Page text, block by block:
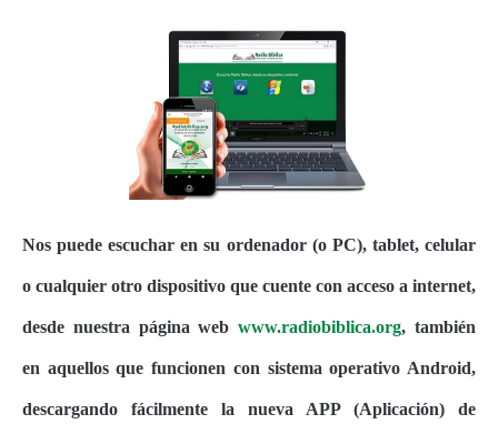
Nos puede escuchar en su ordenador (o PC), tablet, celular
o cualquier otro dispositivo que cuente con acceso a internet,
desde nuestra página webwww.radiobiblica.org, también
en aquellos que funcionen con sistema operativo Android,
descargando fácilmente la nueva APP (Aplicación) de